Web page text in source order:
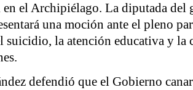
el Archipiélago. La diputada del
una moción ante el pleno
suicidio, la atención educativa y la
defendió que el Gobierno